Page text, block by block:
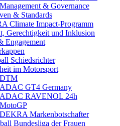
Management & Governance
& Standards
Climate Impact-Programm
Gerechtigkeit und Inklusion​
Engagement
Schiedsrichter
im Motorsport
DTM
ADAC GT4 Germany
ADAC RAVENOL 24h
MotoGP
DEKRA Markenbotschafter
Bundesliga der Frauen